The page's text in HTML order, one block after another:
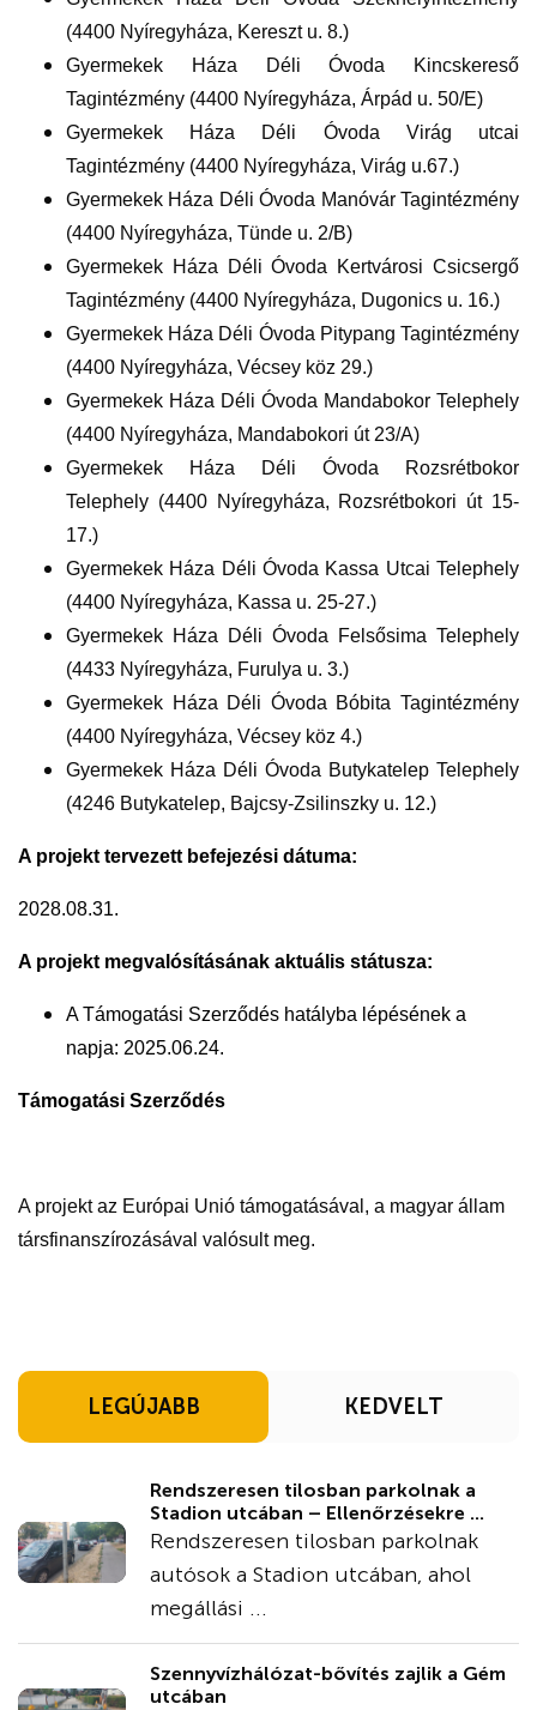
(4400 Nyíregyháza, Kereszt u. 8.)
Gyermekek Háza Déli Óvoda Kincskereső
Tagintézmény (4400 Nyíregyháza, Árpád u. 50/E)
Gyermekek Háza Déli Óvoda Virág utcai
Tagintézmény (4400 Nyíregyháza, Virág u.67.)
Gyermekek Háza Déli Óvoda Manóvár Tagintézmény
(4400 Nyíregyháza, Tünde u. 2/B)
Gyermekek Háza Déli Óvoda Kertvárosi Csicsergő
Tagintézmény (4400 Nyíregyháza, Dugonics u. 16.)
Gyermekek Háza Déli Óvoda Pitypang Tagintézmény
(4400 Nyíregyháza, Vécsey köz 29.)
Gyermekek Háza Déli Óvoda Mandabokor Telephely
(4400 Nyíregyháza, Mandabokori út 23/A)
Gyermekek Háza Déli Óvoda Rozsrétbokor
Telephely (4400 Nyíregyháza, Rozsrétbokori út 15-
17.)
Gyermekek Háza Déli Óvoda Kassa Utcai Telephely
(4400 Nyíregyháza, Kassa u. 25-27.)
Gyermekek Háza Déli Óvoda Felsősima Telephely
(4433 Nyíregyháza, Furulya u. 3.)
Gyermekek Háza Déli Óvoda Bóbita Tagintézmény
(4400 Nyíregyháza, Vécsey köz 4.)
Gyermekek Háza Déli Óvoda Butykatelep Telephely
(4246 Butykatelep, Bajcsy-Zsilinszky u. 12.)
A projekt tervezett befejezési dátuma:
2028.08.31.
A projekt megvalósításának aktuális státusza:
A Támogatási Szerződés hatályba lépésének a
napja: 2025.06.24.
Támogatási Szerződés
A projekt az Európai Unió támogatásával, a magyar állam
társfinanszírozásával valósult meg.
LEGÚJABB KEDVELT
Rendszeresen tilosban parkolnak a
Stadion utcában – Ellenőrzésekre ...
Rendszeresen tilosban parkolnak
autósok a Stadion utcában, ahol
megállási ...
Szennyvízhálózat-bővítés zajlik a Gém
utcában